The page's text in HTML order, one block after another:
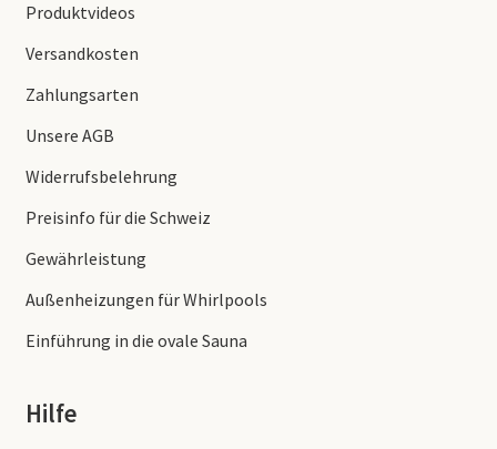
Produktvideos
Versandkosten
Zahlungsarten
Unsere AGB
Widerrufsbelehrung
Preisinfo für die Schweiz
Gewährleistung
Außenheizungen für Whirlpools
Einführung in die ovale Sauna
Hilfe